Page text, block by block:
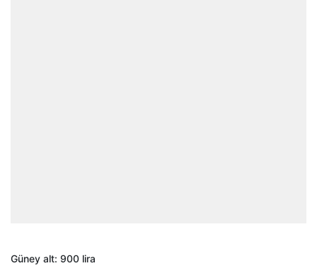
Güney alt: 900 lira